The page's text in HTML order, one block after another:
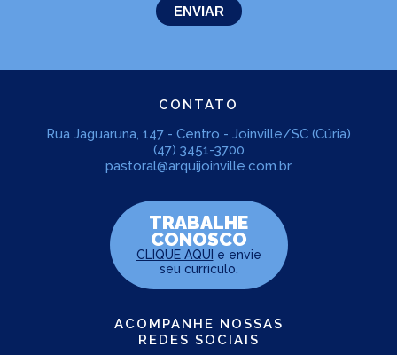
CONTATO
Rua Jaguaruna, 147 - Centro - Joinville/SC (Cúria)
(47) 3451-3700
pastoral@arquijoinville.com.br
TRABALHE
CONOSCO
CLIQUE AQUI e envie
seu curriculo.
ACOMPANHE NOSSAS
REDES SOCIAIS